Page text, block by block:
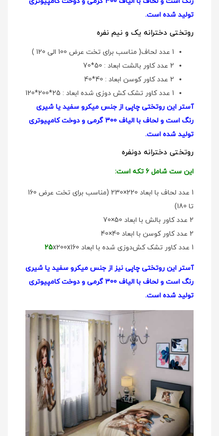
تولید شده است.
روتختی دخترانه یک و نیم نفره
1 عدد لحاف( مناسب برای تخت عرض 100 الی 120 )
2 عدد کاور بالشت ابعاد : 50*70
2 عدد کاور کوسن ابعاد : 40*40
1 عدد کاور تشک کش دوزی شده ابعاد : 25*200*120
آستر این روتختی چاپی از جنس میکرو سفید یا شیری
رنگ است و لحاف با الیاف 300 گرمی و دوخت کامپیوتری
تولید شده است.
روتختی دخترانه دو‌نفره
این ست شامل 6 تکه است:
1 عدد لحاف با ابعاد 220×230 (مناسب برای تخت عرض 160
تا 180)
2 عدد کاور بالش با ابعاد 50×70
2 عدد کاور کوسن با ابعاد 40×40
1 عدد کاور تشک کش‌دوزی شده با ابعاد
25x200x160
آستر این روتختی چاپی نیز از جنس میکرو سفید یا شیری
رنگ است و لحاف با الیاف 300 گرمی و دوخت کامپیوتری
تولید شده است.